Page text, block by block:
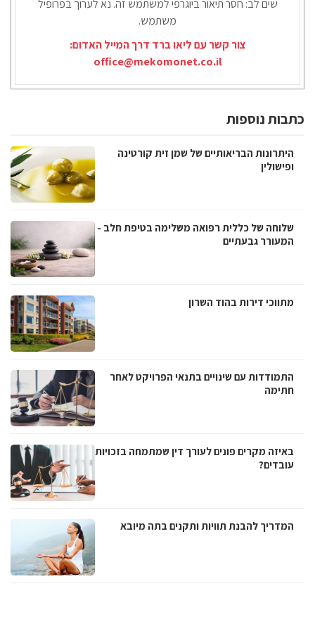
שים לב: חסר תיאור ביוגרפי למשתמש זה. נא לערוך בפרופיל
משתמש.
צור קשר עם ליאו ברד דרך המייל האדום:
office@mekomonet.co.il
כתבות נוספות
היתרונות הבריאותיים של שמן זית קורטינה
ופישולין
שלוחה של כללית רפואה משלימה בטיפת חלב -
המעורר גבעתיים
מתווכי דירות בהוד השרון
התמודדות עם שינויים בתנאי הפרויקט לאחר
חתימה
באיזה מקרים פונים לעורך דין שמתמחה בזכויות
עובדים?
המדריך להבנת תוויות ותקנים בתה מיובא